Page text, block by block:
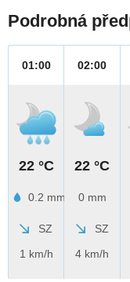
Podrobná
01:00
22 °C
0.2 mm
SZ
1 km/h
02:00
22 °C
0 mm
SZ
4 km/h